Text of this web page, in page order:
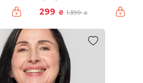
299 ₴ 1 399₴